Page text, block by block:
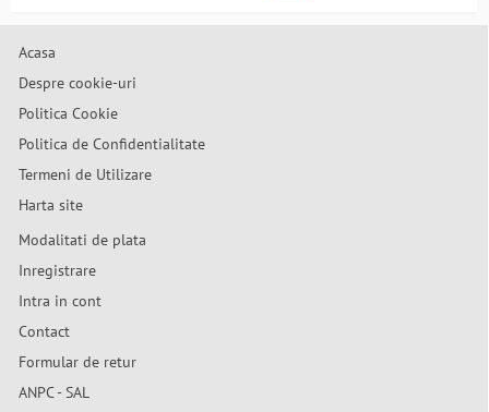
Acasa
Despre cookie-uri
Politica Cookie
Politica de Confidentialitate
Termeni de Utilizare
Harta site
Modalitati de plata
Inregistrare
Intra in cont
Contact
Formular de retur
ANPC - SAL